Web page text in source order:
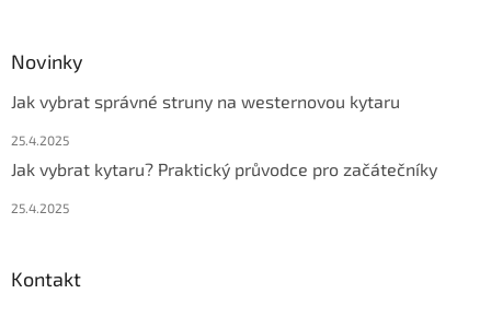
Novinky
Jak vybrat správné struny na westernovou kytaru
25.4.2025
Jak vybrat kytaru? Praktický průvodce pro začátečníky
25.4.2025
Kontakt